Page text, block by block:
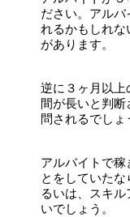
ださい。アルバ
れるかもしれ
があります。
逆に３ヶ月以
間が長いと判
問されるでしょ
アルバイトで稼
とをしていた
るいは、スキ
いでしょう。